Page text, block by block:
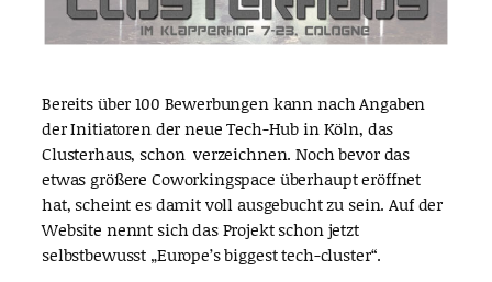
Bereits über 100 Bewerbungen kann nach Angaben
der Initiatoren der neue Tech-Hub in Köln, das
Clusterhaus, schon verzeichnen. Noch bevor das
etwas größere Coworkingspace überhaupt eröffnet
hat, scheint es damit voll ausgebucht zu sein. Auf der
Website nennt sich das Projekt schon jetzt
selbstbewusst „Europe’s biggest tech-cluster“.